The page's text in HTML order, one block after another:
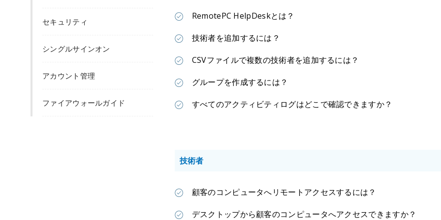
セキュリティ
シングルサインオン
アカウント管理
ファイアウォールガイド
RemotePC HelpDeskとは？
技術者を追加するには？
CSVファイルで複数の技術者を追加するには？
グループを作成するには？
すべてのアクティビティログはどこで確認できますか？
技術者
顧客のコンピュータへリモートアクセスするには？
デスクトップから顧客のコンピュータへアクセスできますか？